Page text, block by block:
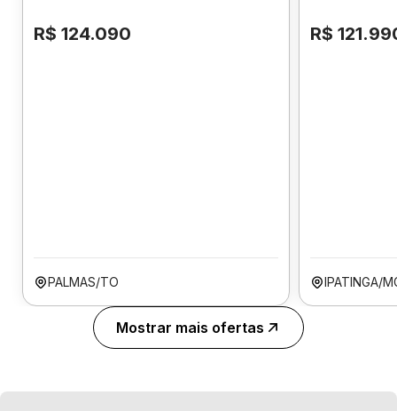
R$ 124.090
PALMAS/TO
R$
IPATINGA/
Mostrar mais ofertas